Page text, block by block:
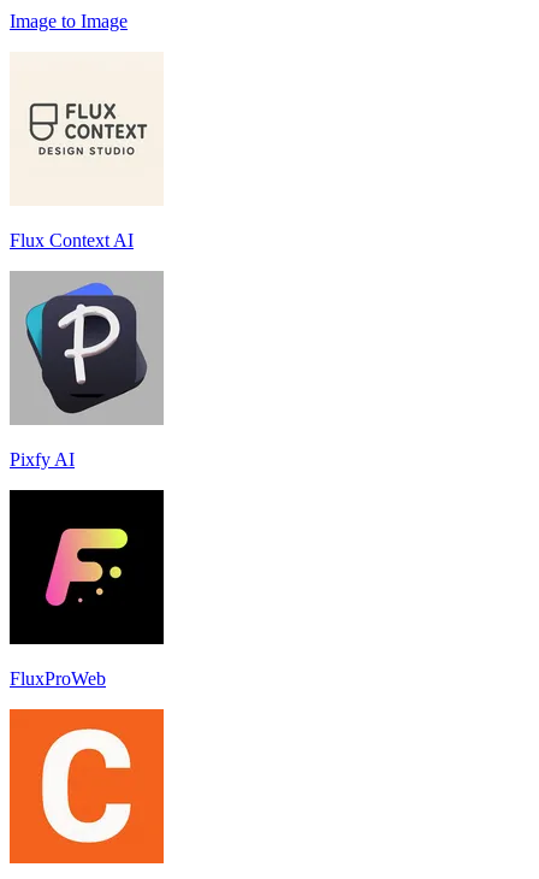
Image to Image
Flux Context AI
Pixfy AI
FluxProWeb